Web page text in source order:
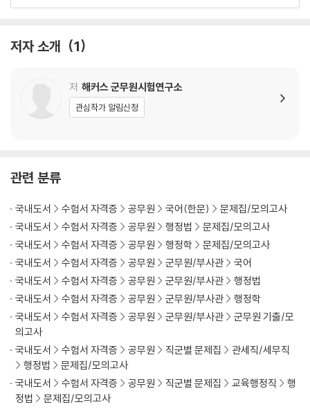
OMR 답안지(5회분)
입실 5분 전! 점수 끌어올리는 국어 핵심포인트
입실 5분 전! 점수 끌어올리는 행정법 핵심지문
저자 소개 1
저 해커스 군무원시험연구소
관심작가 알림신청
관련 분류
국내도서 수험서 자격증 공무원 국어(한문)
문제집/모의고사
국내도서
수험서 자격증 공무원 행정법
문제집/모의고사
국내도서
수험서 자격증 공무원 행정학
문제집/모의고사
국내도서
수험서 자격증 공무원 군무원/부사관
국어
국내도서
수험서 자격증 공무원 군무원/부사관
행정법
국내도서
수험서 자격증 공무원 군무원/부사관
행정학
국내도서
수험서 자격증 공무원 군무원/부사관
군무원 기출/모
의고사
국내도서
수험서 자격증 공무원 직군별 문제집
관세직/세무직
행정법
문제집/모의고사
국내도서
수험서 자격증 공무원 직군별 문제집 교육행정직
행
정법
문제집/모의고사